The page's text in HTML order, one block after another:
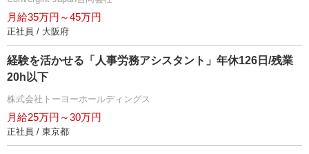
月給35万円～45万円
正社員 / 大阪府
経験を活かせる「人事労務アシスタント」年休126日/残業
20h以下
株式会社トーヨーホールディングス
月給25万円～30万円
正社員 / 東京都